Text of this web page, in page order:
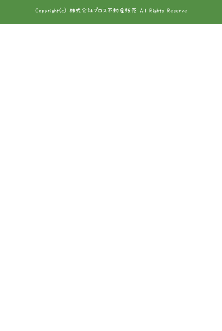
Copyright(c) 株式会社プロス不動産販売 All Rights Reserve